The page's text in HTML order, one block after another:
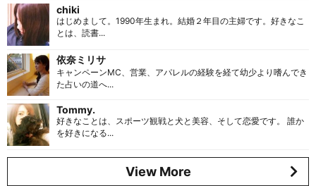
chiki
はじめまして。1990年生まれ。結婚２年目の主婦です。好きなこ
とは、読書...
依奈ミリサ
キャンペーンMC、営業、アパレルの経験を経て幼少より嗜んでき
た占いの道へ...
Tommy.
好きなことは、スポーツ観戦と犬と美容、そして恋愛です。 誰か
を好きになる...
View More